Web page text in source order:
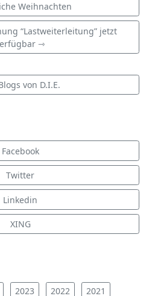
Weihnachten
“Lastweiterleitung” jetzt
⇾
von D.I.E.
Facebook
Twitter
Linkedin
XING
2023 2022 2021